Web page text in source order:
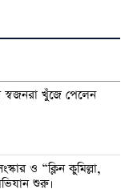
খুঁজে পেলেন
ও “ক্লিন কুমিল্লা,
শুরু।